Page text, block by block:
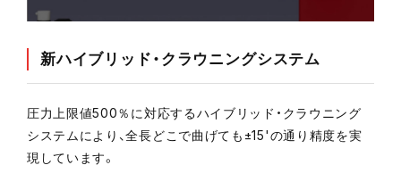
新ハイブリッド・クラウニングシステム
圧力上限値500％に対応するハイブリッド・クラウニング
システムにより、全長どこで曲げても±15'の通り精度を実
現しています。